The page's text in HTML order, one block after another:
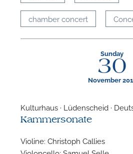
chamber concert
Sunday
30
November
Kulturhaus · Lüdenscheid ·
Kammersonate
Violine: Christoph Callies